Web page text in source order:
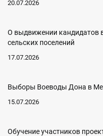
20.07.2026
О выдвижении кандидатов
сельских поселений
17.07.2026
Выборы Воеводы Дона в
15.07.2026
Обучение участников